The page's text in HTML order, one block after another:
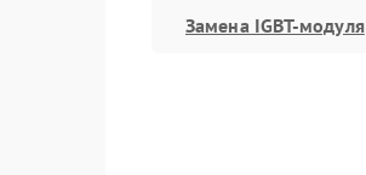
Замена IGBT-модуля